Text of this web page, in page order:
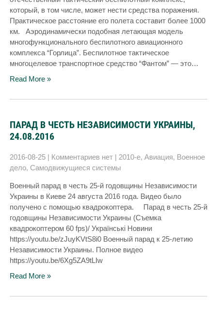
который, в том числе, может нести средства поражения.
Практическое расстояние его полета составит более 1000
км. Аэродинамически подобная летающая модель
многофункционального беспилотного авиационного
комплекса “Горлица”. Беспилотное тактическое
многоцелевое транспортное средство “Фантом” — это…
Read More »
ПАРАД В ЧЕСТЬ НЕЗАВИСИМОСТИ УКРАИНЫ,
24.08.2016
2016-08-25 | Комментариев нет | 2010-е, Авиация, Военное
дело, Самодвижущиеся системы
Военный парад в честь 25-й годовщины Независимости
Украины в Киеве 24 августа 2016 года. Видео было
получено с помощью квадрокоптера. Парад в честь 25-й
годовщины Независимости Украины (Съемка
квадрокоптером 60 fps)/ Українські Новини
https://youtu.be/zJuyKVtS8i0 Военный парад к 25-летию
Независимости Украины. Полное видео
https://youtu.be/6Xg5ZA9tLIw
Read More »